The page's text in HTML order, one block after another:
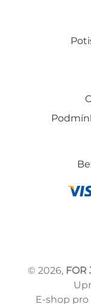
© 2026, FOR
E-shop pro